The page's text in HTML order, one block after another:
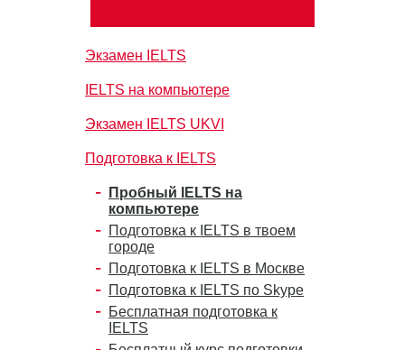
Экзамен IELTS
IELTS на компьютере
Экзамен IELTS UKVI
Подготовка к IELTS
Пробный IELTS на
компьютере
Подготовка к IELTS в твоем
городе
Подготовка к IELTS в Москве
Подготовка к IELTS по Skype
Бесплатная подготовка к
IELTS